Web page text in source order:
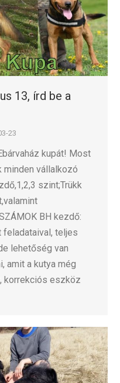
13, írd be a
23
kupát! Most
minden vállalkozó
szint;Trükk
BH kezdő:
feladataival, teljes
lehetőség van
amit a kutya még
korrekciós eszköz